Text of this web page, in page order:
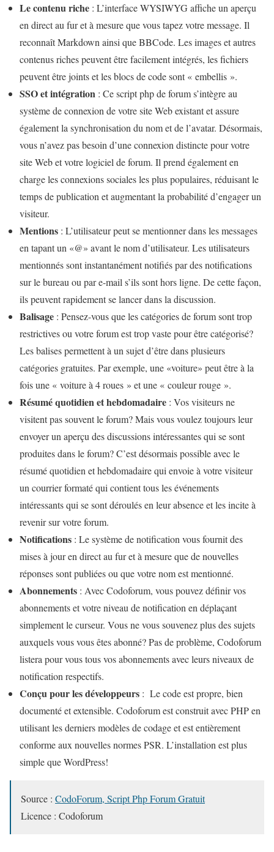
Le contenu riche : L’interface WYSIWYG affiche un aperçu
en direct au fur et à mesure que vous tapez votre message. Il
reconnaît Markdown ainsi que BBCode. Les images et autres
contenus riches peuvent être facilement intégrés, les fichiers
peuvent être joints et les blocs de code sont « embellis ».
SSO et intégration : Ce script php de forum s’intègre au
système de connexion de votre site Web existant et assure
également la synchronisation du nom et de l’avatar. Désormais,
vous n’avez pas besoin d’une connexion distincte pour votre
site Web et votre logiciel de forum. Il prend également en
charge les connexions sociales les plus populaires, réduisant le
temps de publication et augmentant la probabilité d’engager un
visiteur.
Mentions : L’utilisateur peut se mentionner dans les messages
en tapant un «@» avant le nom d’utilisateur. Les utilisateurs
mentionnés sont instantanément notifiés par des notifications
sur le bureau ou par e-mail s’ils sont hors ligne. De cette façon,
ils peuvent rapidement se lancer dans la discussion.
Balisage : Pensez-vous que les catégories de forum sont trop
restrictives ou votre forum est trop vaste pour être catégorisé?
Les balises permettent à un sujet d’être dans plusieurs
catégories gratuites. Par exemple, une «voiture» peut être à la
fois une « voiture à 4 roues » et une « couleur rouge ».
Résumé quotidien et hebdomadaire : Vos visiteurs ne
visitent pas souvent le forum? Mais vous voulez toujours leur
envoyer un aperçu des discussions intéressantes qui se sont
produites dans le forum? C’est désormais possible avec le
résumé quotidien et hebdomadaire qui envoie à votre visiteur
un courrier formaté qui contient tous les événements
intéressants qui se sont déroulés en leur absence et les incite à
revenir sur votre forum.
Notifications : Le système de notification vous fournit des
mises à jour en direct au fur et à mesure que de nouvelles
réponses sont publiées ou que votre nom est mentionné.
Abonnements : Avec Codoforum, vous pouvez définir vos
abonnements et votre niveau de notification en déplaçant
simplement le curseur. Vous ne vous souvenez plus des sujets
auxquels vous vous êtes abonné? Pas de problème, Codoforum
listera pour vous tous vos abonnements avec leurs niveaux de
notification respectifs.
Conçu pour les développeurs : Le code est propre, bien
documenté et extensible. Codoforum est construit avec PHP en
utilisant les derniers modèles de codage et est entièrement
conforme aux nouvelles normes PSR. L’installation est plus
simple que WordPress!
Source : CodoForum, Script Php Forum Gratuit
Licence : Codoforum